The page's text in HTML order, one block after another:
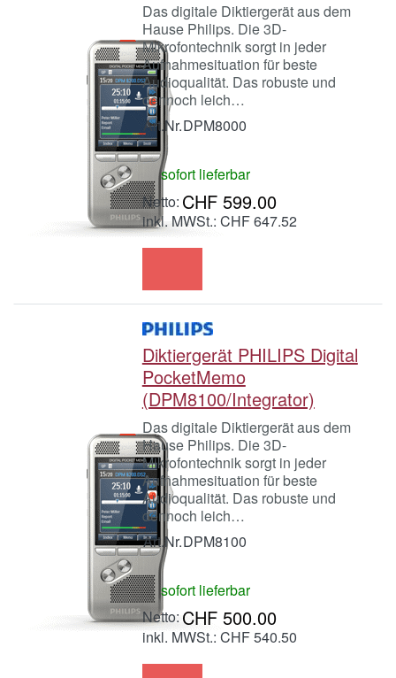
Das digitale Diktiergerät aus dem
Hause Philips. Die 3D-
Mikrofontechnik sorgt in jeder
Aufnahmesituation für beste
Audioqualität. Das robuste und
dennoch leich…
Art.Nr.DPM8000
sofort lieferbar
CHF 599.00
inkl. MWSt.: CHF 647.52
Diktiergerät PHILIPS Digital
PocketMemo
(DPM8100/Integrator)
Das digitale Diktiergerät aus dem
Hause Philips. Die 3D-
Mikrofontechnik sorgt in jeder
Aufnahmesituation für beste
Audioqualität. Das robuste und
dennoch leich…
Art.Nr.DPM8100
sofort lieferbar
CHF 500.00
inkl. MWSt.: CHF 540.50